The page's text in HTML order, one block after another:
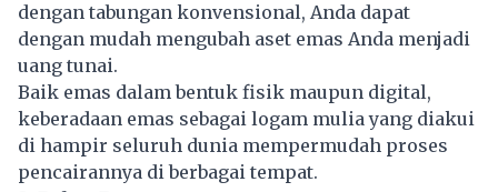
dengan tabungan konvensional, Anda dapat
dengan mudah mengubah aset emas Anda menjadi
uang tunai.
Baik emas dalam bentuk fisik maupun digital,
keberadaan emas sebagai logam mulia yang diakui
di hampir seluruh dunia mempermudah proses
pencairannya di berbagai tempat.